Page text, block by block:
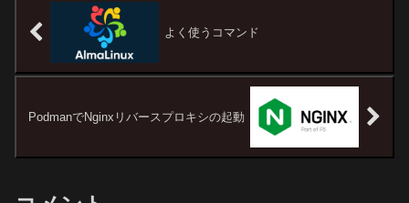
よく使うコマンド
PodmanでNginxリバースプロキシの起動